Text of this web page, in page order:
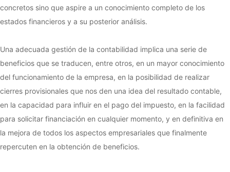
concretos sino que aspire a un conocimiento completo de los
estados financieros y a su posterior análisis.
Una adecuada gestión de la contabilidad implica una serie de
beneficios que se traducen, entre otros, en un mayor conocimiento
del funcionamiento de la empresa, en la posibilidad de realizar
cierres provisionales que nos den una idea del resultado contable,
en la capacidad para influir en el pago del impuesto, en la facilidad
para solicitar financiación en cualquier momento, y en definitiva en
la mejora de todos los aspectos empresariales que finalmente
repercuten en la obtención de beneficios.